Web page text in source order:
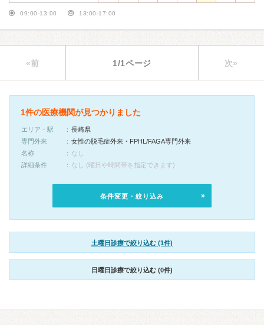
09:00-13:00 13:00-17:00
«前 1/1ページ 次»
1件の医療機関が見つかりました
エリア・駅
長崎県
専門外来
女性の脱毛症外来・FPHL/FAGA専門外来
名称
なし
詳細条件
なし (曜日や時間帯を指定できます)
条件変更・絞り込み
土曜日診療で絞り込む (1件)
日曜日診療で絞り込む (0件)